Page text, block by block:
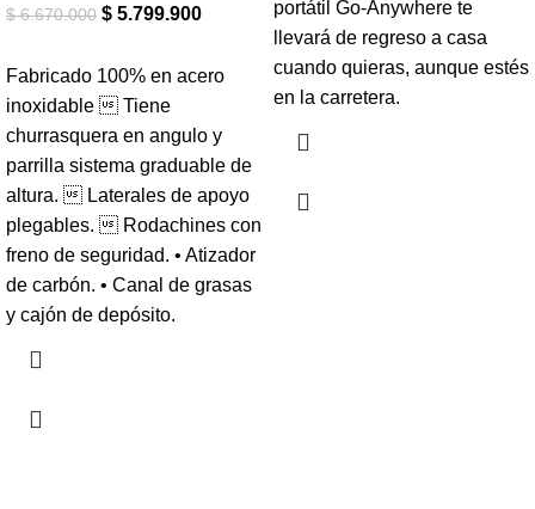
$6.670.000 $ 5.799.900
Fabricado 100% en acero
inoxidable  Tiene
churrasquera en angulo y
parrilla sistema graduable de
altura.  Laterales de apoyo
plegables.  Rodachines con
freno de seguridad. • Atizador
de carbón. • Canal de grasas
y cajón de depósito.
portátil Go-Anywhere te
llevará de regreso a casa
cuando quieras, aunque estés
en la carretera.